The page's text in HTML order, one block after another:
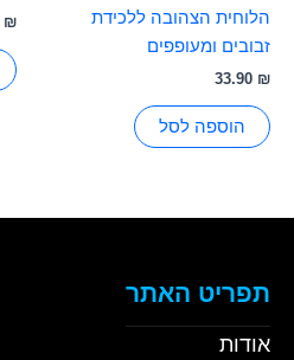
הלוחית הצהובה ללכידת
זבובים ומעופפים
33.90 ₪
הוספה לסל
₪
תפריט האתר
אודות